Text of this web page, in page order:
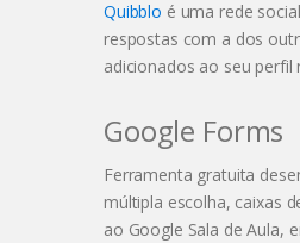
Quibblo é uma rede
respostas com a dos
adicionados ao seu
Google Forms
Ferramenta gratuita
múltipla escolha, caixas
ao Google Sala de Aula,